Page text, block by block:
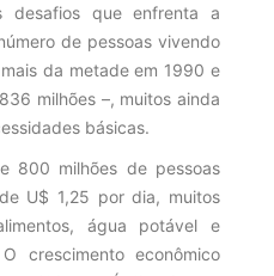
desafios que enfrenta a
de pessoas vivendo
da metade em 1990 e
milhões –, muitos ainda
básicas.
800 milhões de pessoas
U$ 1,25 por dia, muitos
água potável e
crescimento econômico